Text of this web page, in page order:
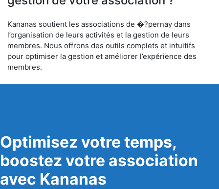
Kananas soutient les associations de �?pernay dans
l’organisation de leurs activités et la gestion de leurs
membres. Nous offrons des outils complets et intuitifs
pour optimiser la gestion et améliorer l’expérience des
membres.
Optimisez votre temps,
boostez votre association
avec Kananas